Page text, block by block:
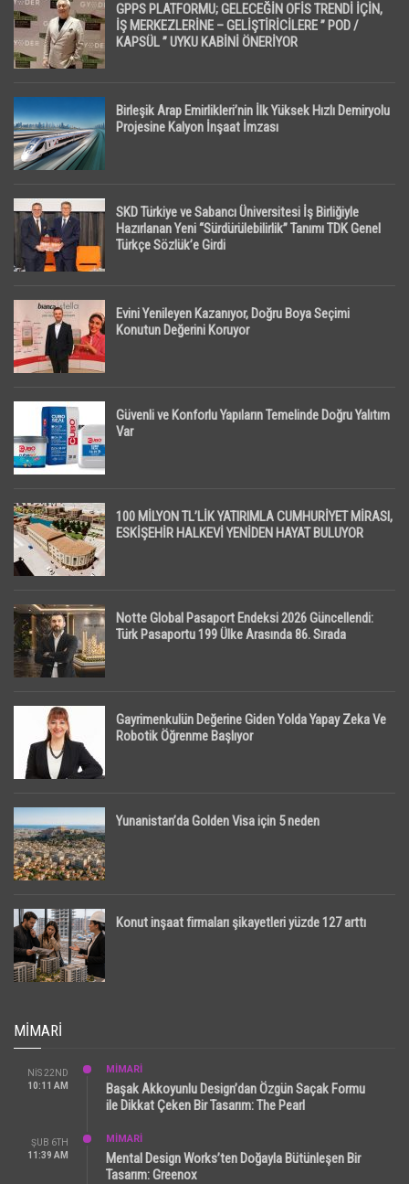
GPPS PLATFORMU; GELECEĞİN OFİS TRENDİ İÇİN,
İŞ MERKEZLERİNE – GELİŞTİRİCİLERE ” POD /
KAPSÜL ” UYKU KABİNİ ÖNERİYOR
Birleşik Arap Emirlikleri’nin İlk Yüksek Hızlı Demiryolu
Projesine Kalyon İnşaat İmzası
SKD Türkiye ve Sabancı Üniversitesi İş Birliğiyle
Hazırlanan Yeni “Sürdürülebilirlik” Tanımı TDK Genel
Türkçe Sözlük’e Girdi
Evini Yenileyen Kazanıyor, Doğru Boya Seçimi
Konutun Değerini Koruyor
Güvenli ve Konforlu Yapıların Temelinde Doğru Yalıtım
Var
100 MİLYON TL’LİK YATIRIMLA CUMHURİYET MİRASI,
ESKİŞEHİR HALKEVİ YENİDEN HAYAT BULUYOR
Notte Global Pasaport Endeksi 2026 Güncellendi:
Türk Pasaportu 199 Ülke Arasında 86. Sırada
Gayrimenkulün Değerine Giden Yolda Yapay Zeka Ve
Robotik Öğrenme Başlıyor
Yunanistan’da Golden Visa için 5 neden
Konut inşaat firmaları şikayetleri yüzde 127 arttı
MIMARI
NIS 22ND
10:11 AM
MİMARİ
Başak Akkoyunlu Design’dan Özgün Saçak Formu
ile Dikkat Çeken Bir Tasarım: The Pearl
ŞUB 6TH
11:39 AM
MİMARİ
Mental Design Works’ten Doğayla Bütünleşen Bir
Tasarım: Greenox